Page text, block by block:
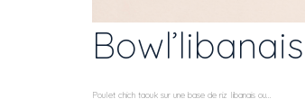
Poulet chich taouk sur une base de riz libanais ou...